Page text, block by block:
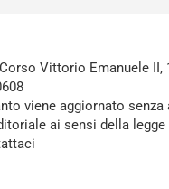
Vittorio Emanuele II,
viene aggiornato senza
ai sensi della legge